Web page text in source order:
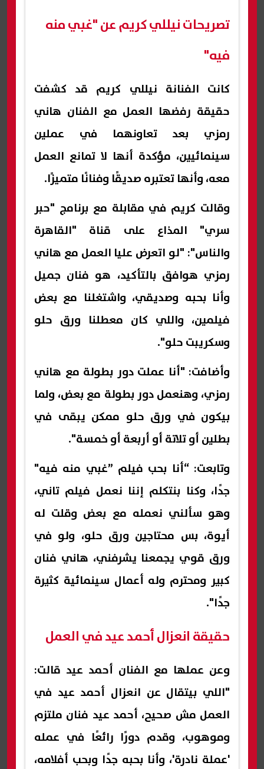
تصريحات نيللي كريم عن "غبي منه
فيه"
كانت الفنانة نيللي كريم قد كشفت
حقيقة رفضها العمل مع الفنان هاني
رمزي بعد تعاونهما في عملين
سينمائيين، مؤكدة أنها لا تمانع العمل
معه، وأنها تعتبره صديقًا وفنانًا متميزًا.
وقالت كريم في مقابلة مع برنامج "حبر
سري" المذاع على قناة "القاهرة
والناس": "لو اتعرض عليا العمل مع هاني
رمزي هوافق بالتأكيد، هو فنان جميل
وأنا بحبه وصديقي، واشتغلنا مع بعض
فيلمين، واللي كان معطلنا ورق حلو
وسكريبت حلو".
وأضافت: "أنا عملت دور بطولة مع هاني
رمزي، وهنعمل دور بطولة مع بعض، ولما
بيكون في ورق حلو ممكن يبقى في
بطلين أو تلاتة أو أربعة أو خمسة".
وتابعت: “أنا بحب فيلم ”غبي منه فيه"
جدًا، وكنا بنتكلم إننا نعمل فيلم تاني،
وهو سألني نعمله مع بعض وقلت له
أيوة، بس محتاجين ورق حلو، ولو في
ورق قوي يجمعنا يشرفني، هاني فنان
كبير ومحترم وله أعمال سينمائية كثيرة
جدًا".
حقيقة انعزال أحمد عيد في العمل
وعن عملها مع الفنان أحمد عيد قالت:
"اللي بيتقال عن انعزال أحمد عيد في
العمل مش صحيح، أحمد عيد فنان ملتزم
وموهوب، وقدم دورًا رائعًا في عمله
'عملة نادرة'، وأنا بحبه جدًا وبحب أفلامه،